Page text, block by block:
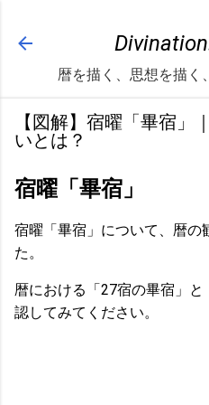
暦を描く、思想を描く
【図解】宿曜「畢宿」
いとは？
宿曜「畢宿」
宿曜「畢宿」について、暦の
た。
暦における「27宿の畢宿」
認してみてください。